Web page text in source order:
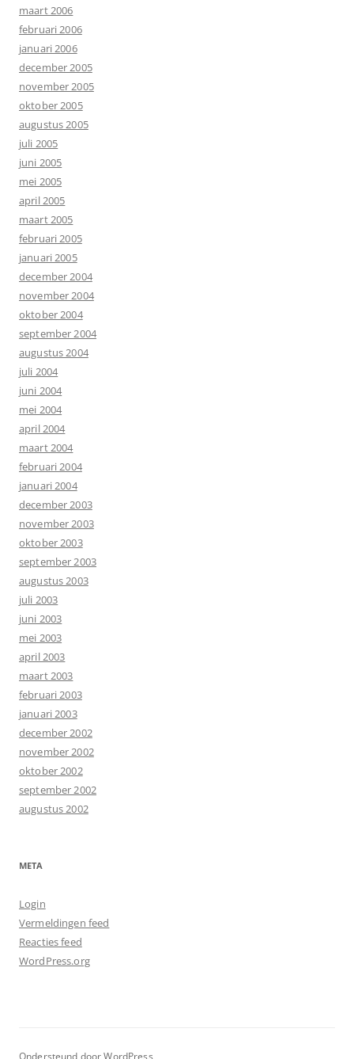
maart 2006
februari 2006
januari 2006
december 2005
november 2005
oktober 2005
augustus 2005
juli 2005
juni 2005
mei 2005
april 2005
maart 2005
februari 2005
januari 2005
december 2004
november 2004
oktober 2004
september 2004
augustus 2004
juli 2004
juni 2004
mei 2004
april 2004
maart 2004
februari 2004
januari 2004
december 2003
november 2003
oktober 2003
september 2003
augustus 2003
juli 2003
juni 2003
mei 2003
april 2003
maart 2003
februari 2003
januari 2003
december 2002
november 2002
oktober 2002
september 2002
augustus 2002
META
Login
Vermeldingen feed
Reacties feed
WordPress.org
Ondersteund door WordPress